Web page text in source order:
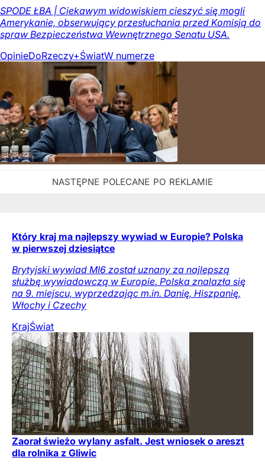
SPODE ŁBA | Ciekawym widowiskiem cieszyć się mogli
Amerykanie, obserwujący przesłuchania przed Komisją do
spraw Bezpieczeństwa Wewnętrznego Senatu USA.
OpinieDoRzeczy+ŚwiatW numerze
Który kraj ma najlepszy wywiad w Europie? Polska
w pierwszej dziesiątce
Brytyjski wywiad MI6 został uznany za najlepszą
służbę wywiadowczą w Europie. Polska znalazła się
na 9. miejscu, wyprzedzając m.in. Danię, Hiszpanię,
Włochy i Czechy
KrajŚwiat
Zaorał świeżo wylany asfalt. Jest wniosek o areszt
dla rolnika z Gliwic